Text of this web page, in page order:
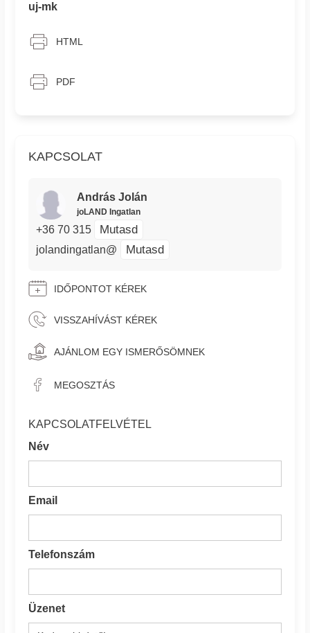
KAPCSOLAT
András Jolán
joLAND Ingatlan
+36 70 315 Mutasd
jolandingatlan@ Mutasd
IDŐPONTOT KÉREK
VISSZAHÍVÁST KÉREK
AJÁNLOM EGY ISMERŐSÖMNEK
MEGOSZTÁS
KAPCSOLATFELVÉTEL
Név
Email
Telefonszám
Üzenet
uj-mk
HTML
PDF